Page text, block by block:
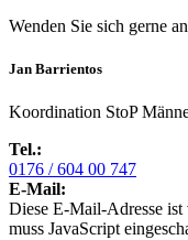
Wenden Sie sich gerne
Jan Barrientos
Koordination StoP
Tel.:
0176 / 604 00 747
E-Mail:
Diese E-Mail-Adresse
muss JavaScript